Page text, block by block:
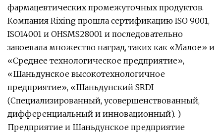
фармацевтических промежуточных продуктов.
Компания Rixing прошла сертификацию ISO 9001,
ISO14001 и OHSMS28001 и последовательно
завоевала множество наград, таких как «Малое» и
«Среднее технологическое предприятие»,
«Шаньдунское высокотехнологичное
предприятие», «Шаньдунский SRDI
(Специализированный, усовершенствованный,
дифференциальный и инновационный). )
Предприятие и Шаньдунское предприятие